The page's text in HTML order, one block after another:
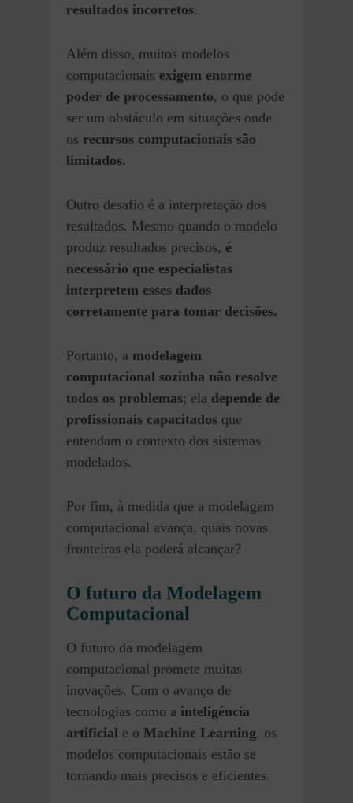
resultados incorretos.
Além disso, muitos modelos
computacionais exigem enorme
poder de processamento, o que pode
ser um obstáculo em situações onde
os recursos computacionais são
limitados.
Outro desafio é a interpretação dos
resultados. Mesmo quando o modelo
produz resultados precisos, é
necessário que especialistas
interpretem esses dados
corretamente para tomar decisões.
Portanto, a modelagem
computacional sozinha não resolve
todos os problemas; ela depende de
profissionais capacitados que
entendam o contexto dos sistemas
modelados.
Por fim, à medida que a modelagem
computacional avança, quais novas
fronteiras ela poderá alcançar?
O futuro da Modelagem
Computacional
O futuro da modelagem
computacional promete muitas
inovações. Com o avanço de
tecnologias como a inteligência
artificial e o Machine Learning, os
modelos computacionais estão se
tornando mais precisos e eficientes.